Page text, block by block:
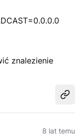
znalezienie
8 lat temu